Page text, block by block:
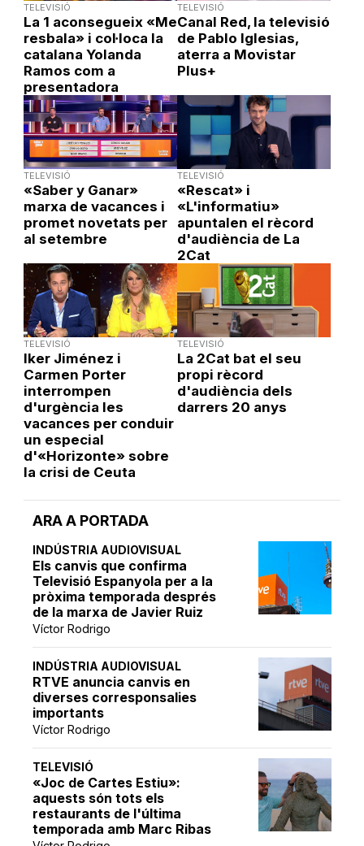
ARA A PORTADA
INDÚSTRIA AUDIOVISUAL
Els canvis que confirma
Televisió Espanyola per a la
pròxima temporada després
de la marxa de Javier Ruiz
Víctor Rodrigo
INDÚSTRIA AUDIOVISUAL
RTVE anuncia canvis en
diverses corresponsalies
importants
Víctor Rodrigo
TELEVISIÓ
«Joc de Cartes Estiu»:
aquests són tots els
restaurants de l'última
temporada amb Marc Ribas
TELEVISIÓ
La 1 aconsegueix «Me
resbala» i col·loca la
catalana Yolanda
Ramos com a
presentadora
TELEVISIÓ
Canal Red, la televisió
de Pablo Iglesias,
aterra a Movistar
Plus+
TELEVISIÓ
«Saber y Ganar»
marxa de vacances i
promet novetats per
al setembre
TELEVISIÓ
«Rescat» i
«L'informatiu»
apuntalen el rècord
d'audiència de La
2Cat
TELEVISIÓ
Iker Jiménez i
Carmen Porter
interrompen
d'urgència les
vacances per conduir
un especial
d'«Horizonte» sobre
la crisi de Ceuta
TELEVISIÓ
La 2Cat bat el seu
propi rècord
d'audiència dels
darrers 20 anys